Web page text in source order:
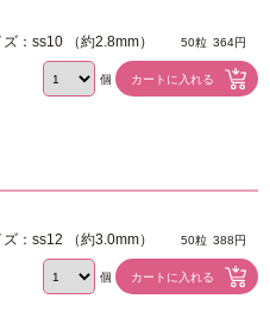
ズ：ss10 （約2.8mm） 50粒 364円
個
ズ：ss12 （約3.0mm） 50粒 388円
個